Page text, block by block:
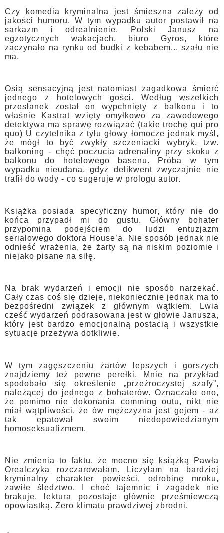
Czy komedia kryminalna jest śmieszna zależy od
jakości humoru. W tym wypadku autor postawił na
sarkazm i odrealnienie. Polski Janusz na
egzotycznych wakacjach, biuro Gyros, które
zaczynało na rynku od budki z kebabem... szału nie
ma.
Osią sensacyjną jest natomiast zagadkowa śmierć
jednego z hotelowych gości. Według wszelkich
przesłanek został on wypchnięty z balkonu i to
właśnie Kastrat wzięty omyłkowo za zawodowego
detektywa ma sprawę rozwiązać (takie trochę qui pro
quo) U czytelnika z tyłu głowy łomocze jednak myśl,
że mógł to być zwykły szczeniacki wybryk, tzw.
balkoning - chęć poczucia adrenaliny przy skoku z
balkonu do hotelowego basenu. Próba w tym
wypadku nieudana, gdyż delikwent zwyczajnie nie
trafił do wody - co sugeruje w prologu autor.
Książka posiada specyficzny humor, który nie do
końca przypadł mi do gustu. Główny bohater
przypomina podejściem do ludzi entuzjazm
serialowego doktora House’a. Nie sposób jednak nie
odnieść wrażenia, że żarty są na niskim poziomie i
niejako pisane na siłę.
Na brak wydarzeń i emocji nie sposób narzekać.
Cały czas coś się dzieje, niekoniecznie jednak ma to
bezpośredni związek z głównym wątkiem. Lwia
cześć wydarzeń podrasowana jest w głowie Janusza,
który jest bardzo emocjonalną postacią i wszystkie
sytuacje przeżywa dotkliwie.
W tym zagęszczeniu żartów lepszych i gorszych
znajdziemy też pewne perełki. Mnie na przykład
spodobało się określenie „przeźroczystej szafy”,
należącej do jednego z bohaterów. Oznaczało ono,
że pomimo nie dokonania comming outu, nikt nie
miał wątpliwości, że ów mężczyzna jest gejem - aż
tak epatował swoim niedopowiedzianym
homoseksualizmem.
Nie zmienia to faktu, że mocno się książką Pawła
Orealczyka rozczarowałam. Liczyłam na bardziej
kryminalny charakter powieści, odrobinę mroku,
zawiłe śledztwo. I choć tajemnic i zagadek nie
brakuje, lektura pozostaje głównie prześmiewczą
opowiastką. Zero klimatu prawdziwej zbrodni.